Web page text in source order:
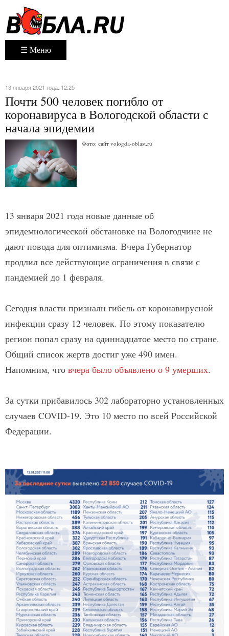
☰ Меню
13 января 2021 года. 12:25
Почти 500 человек погибло от
коронавируса в Вологодской области с
начала эпидемии
Фото: сайт vologda-oblast.ru
13 января 2021 года новые данные об
эпидемиологической обстановке на Вологодчине не
дают повода для оптимизма. Вчера Губернатор
продлил все действующие ограничения в связи с
пандемией до 1 февраля.
Сегодня власти признали гибель от коронавирусной
инфекции сразу 12 человек. По этому показателю
регион попал сразу на одиннадцатое место по стране.
Общий список жертв достиг уже 490 имен.
Напомним, что вчера было объявлено о 9 умерших.
За сутки прибавилось 302 лабораторно установленных
случаев COVID-19. Это 10 место по всей Российской
Федерации.